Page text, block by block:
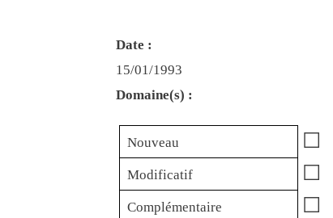
Date :
15/01/1993
Domaine(s) :
Nouveau ☐
Modificatif ☐
Complémentaire ☐